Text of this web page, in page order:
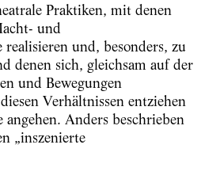
Praktiken, mit denen
und
und, besonders, zu
denen sich, gleichsam auf der
und Bewegungen
Verhältnissen entziehen
angehen. Anders beschrieben
„inszenierte